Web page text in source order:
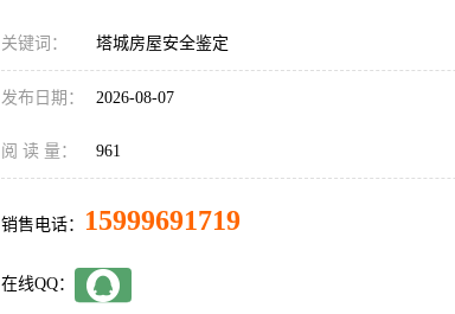
关键词： 塔城房屋安全鉴定
发布日期： 2026-08-07
阅 读 量： 961
销售电话： 15999691719
在线QQ：